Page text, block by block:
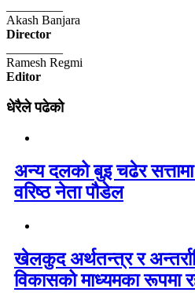
Akash Banjara
Director
Ramesh Regmi
Editor
धेरैले पढेको
अन्य दलको बुइ चढेर
वरिष्ठ नेता पौडेल
खेलकुद अर्थतन्त्र र
विकासको माध्यमका रूपमा